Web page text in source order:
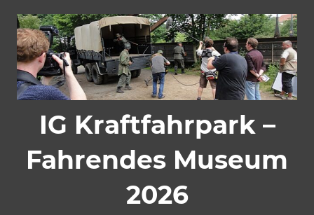
Inhalt
springen
IG Kraftfahrpark –
Fahrendes Museum
2026